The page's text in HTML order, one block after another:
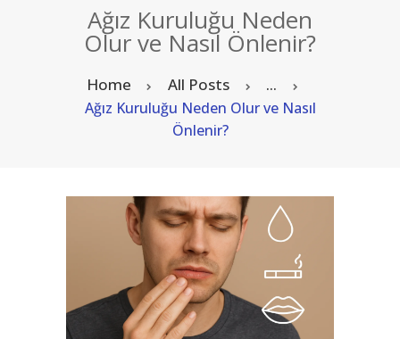
Ağız Kuruluğu Neden
Olur ve Nasıl Önlenir?
Home All Posts ...
Ağız Kuruluğu Neden Olur ve Nasıl
Önlenir?
SAĞLIK TURIZMI
TEDAVILER
SORU-CEVAP
İLETIŞIM